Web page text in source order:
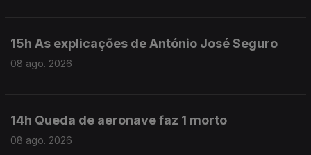
15h As explicações de António José Seguro
08 ago. 2026
14h Queda de aeronave faz 1 morto
08 ago. 2026